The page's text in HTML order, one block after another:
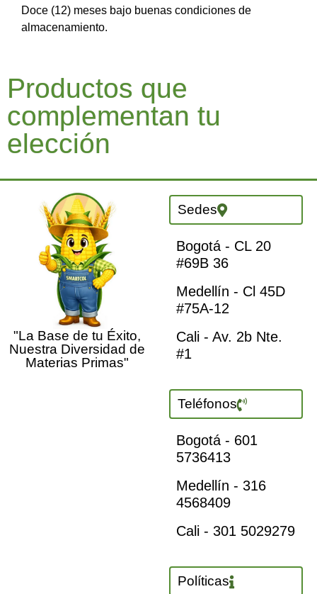
Doce (12) meses bajo buenas condiciones de
almacenamiento.
Productos que
complementan tu
elección
"La Base de tu Éxito,
Nuestra Diversidad de
Materias Primas"
Sedes
Bogotá - CL 20
#69B 36
Medellín - Cl 45D
#75A-12
Cali - Av. 2b Nte.
#1
Teléfonos
Bogotá - 601
5736413
Medellín - 316
4568409
Cali - 301 5029279
Políticas